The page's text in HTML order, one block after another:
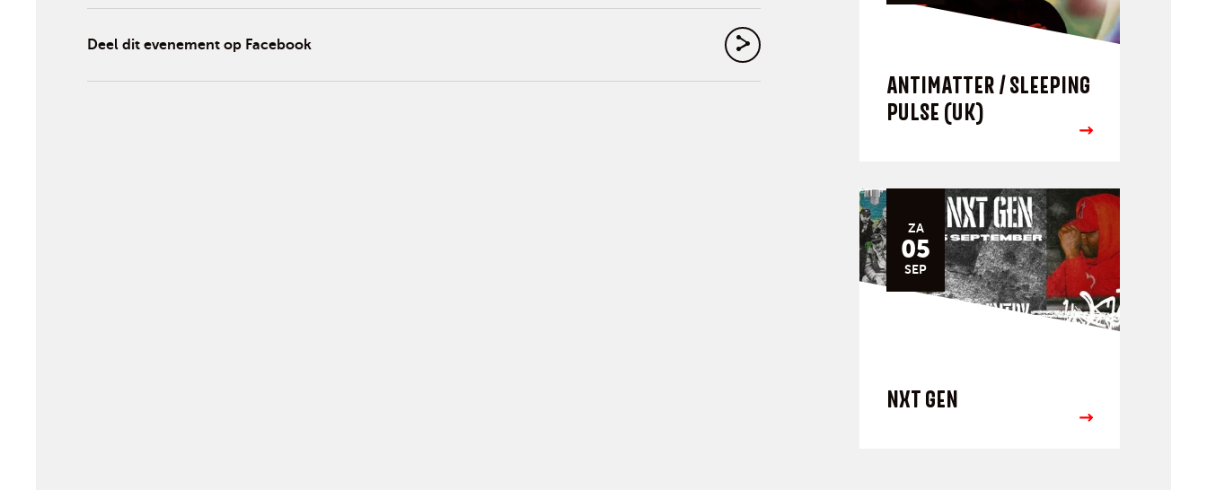
Deel dit evenement op Facebook
ANTIMATTER / SLEEPING
PULSE (UK)
ZA
05
SEP
NXT GEN